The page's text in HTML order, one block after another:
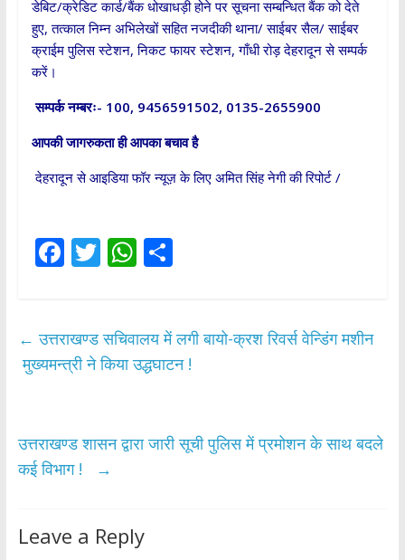
डेबिट/क्रेडिट कार्ड/बैंक धोखाधड़ी होने पर सूचना सम्बन्धित बैंक को देते
हुए, तत्काल निम्न अभिलेखों सहित नजदीकी थाना/ साईबर सैल/ साईबर
क्राईम पुलिस स्टेशन, निकट फायर स्टेशन, गाँधी रोड़ देहरादून से सम्पर्क
करें।
सम्पर्क नम्बरः- 100, 9456591502, 0135-2655900
आपकी जागरुकता ही आपका बचाव है
देहरादून से आइडिया फॉर न्यूज़ के लिए अमित सिंह नेगी की रिपोर्ट /
F
b
o
T
er
W
s
A
S
e
← उत्तराखण्ड सचिवालय में लगी बायो-क्रश रिवर्स वेन्डिंग मशीन
मुख्यमन्त्री ने किया उद्धघाटन !
उत्तराखण्ड शासन द्वारा जारी सूची पुलिस में प्रमोशन के साथ बदले
कई विभाग !
→
Leave a Reply